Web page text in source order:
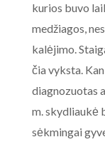
kurios buvo
medžiagos,
kalėjimo.
čia vyksta.
diagnozuotas
m. skydliaukė
sėkmingai